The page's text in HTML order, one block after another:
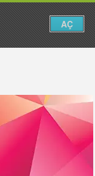
AÇ